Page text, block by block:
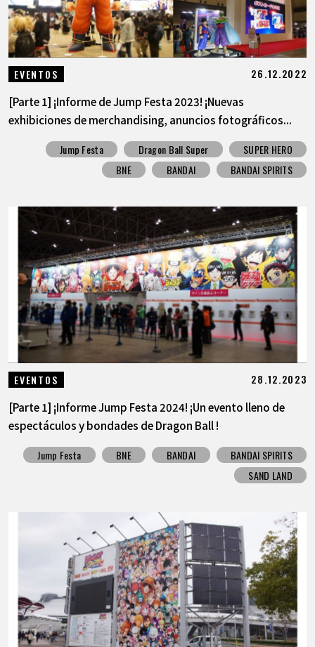
EVENTOS 26.12.2022
[Parte 1] ¡Informe de Jump Festa 2023! ¡Nuevas
exhibiciones de merchandising, anuncios fotográficos...
Jump Festa Dragon Ball Super
SUPER HERO
BNE
BANDAI BANDAI SPIRITS
EVENTOS 28.12.2023
[Parte 1] ¡Informe Jump Festa 2024! ¡Un evento lleno de
espectáculos y bondades de Dragon Ball !
Jump Festa BNE BANDAI
BANDAI SPIRITS
SAND LAND